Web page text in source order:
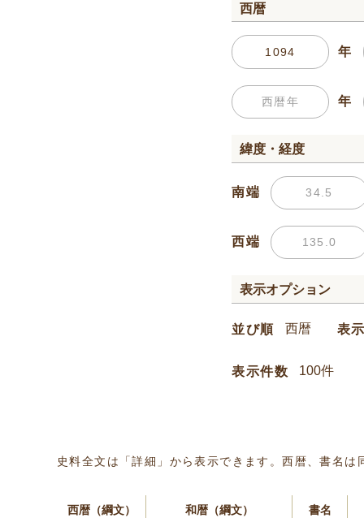
西暦
年
年
緯度・経度
南端
西端
表示オプション
並び順 表
表示件数
史料全文は「詳細」から表示できます。西暦、書名
西暦（綱文） 和暦（綱文） 書名